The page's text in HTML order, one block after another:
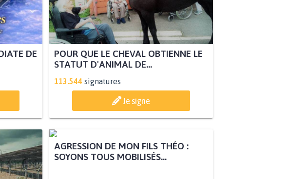
DE
POUR QUE LE CHEVAL OBTIENNE LE
STATUT D'ANIMAL DE...
113.544 signatures
Je signe